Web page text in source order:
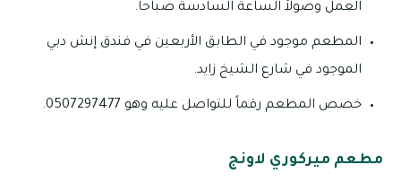
العمل وصولاً الساعة السادسة صباحاً.
المطعم موجود في الطابق الأربعين في فندق إنش دبي
الموجود في شارع الشيخ زايد.
خصص المطعم رقماً للتواصل عليه وهو 0507297477.
مطعم ميركوري لاونج